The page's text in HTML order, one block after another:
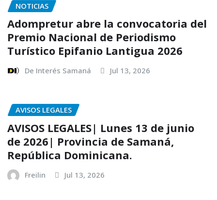
NOTICIAS
Adompretur abre la convocatoria del
Premio Nacional de Periodismo
Turístico Epifanio Lantigua 2026
De Interés Samaná Jul 13, 2026
AVISOS LEGALES
AVISOS LEGALES| Lunes 13 de junio
de 2026| Provincia de Samaná,
República Dominicana.
Freilin Jul 13, 2026